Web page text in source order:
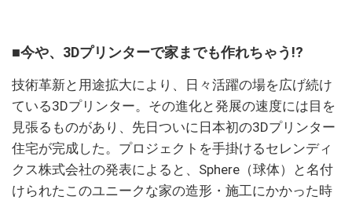
■今や、3Dプリンターで家までも作れちゃう!?
技術革新と用途拡大により、日々活躍の場を広げ続け
ている3Dプリンター。その進化と発展の速度には目を
見張るものがあり、先日ついに日本初の3Dプリンター
住宅が完成した。プロジェクトを手掛けるセレンディ
クス株式会社の発表によると、Sphere（球体）と名付
けられたこのユニークな家の造形・施工にかかった時